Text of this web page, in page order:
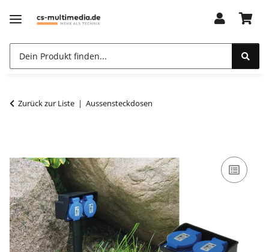
Zurück zur Liste Aussensteckdosen